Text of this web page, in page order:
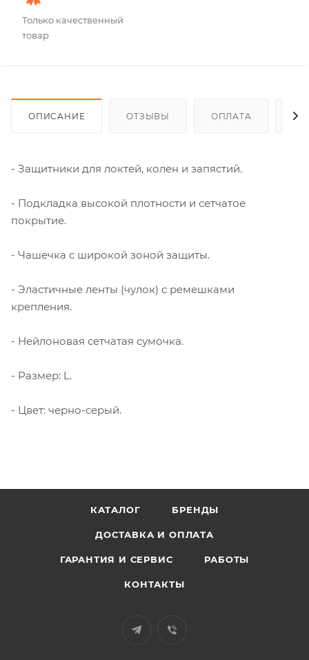
Только качественный
товар
ОПИСАНИЕ ОТЗЫВЫ ОПЛАТА
- Защитники для локтей, колен и запястий.
- Подкладка высокой плотности и сетчатое
покрытие.
- Чашечка с широкой зоной защиты.
- Эластичные ленты (чулок) с ремешками
крепления.
- Нейлоновая сетчатая сумочка.
- Размер: L.
- Цвет: черно-серый.
КАТАЛОГ БРЕНДЫ
ДОСТАВКА И ОПЛАТА
ГАРАНТИЯ И СЕРВИС РАБОТЫ
КОНТАКТЫ